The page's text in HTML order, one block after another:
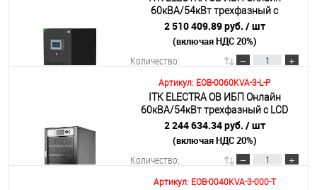
Подробнее
60кВА/54кВт трехфазный с
выходным трансформатором 360-
384VDC без АКБ с сенсорным
экраном
2 510 409.89 руб. / шт
(включая НДС 20%)
Количество:
В корзину
Подробнее
Артикул: EOB-0060KVA-3-L-P
ITK ELECTRA OB ИБП Онлайн
60кВА/54кВт трехфазный с LCD
дисплеем 384-480VDC без АКБ с
регулируемым зарядным
устройством
2 244 634.34 руб. / шт
(включая НДС 20%)
Количество:
Артикул: EOB-0040KVA-3-000-T